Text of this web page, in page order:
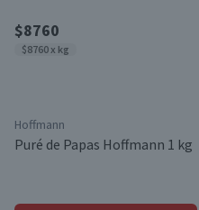
$8760
$8760 x kg
Hoffmann
Puré de Papas Hoffmann 1 kg